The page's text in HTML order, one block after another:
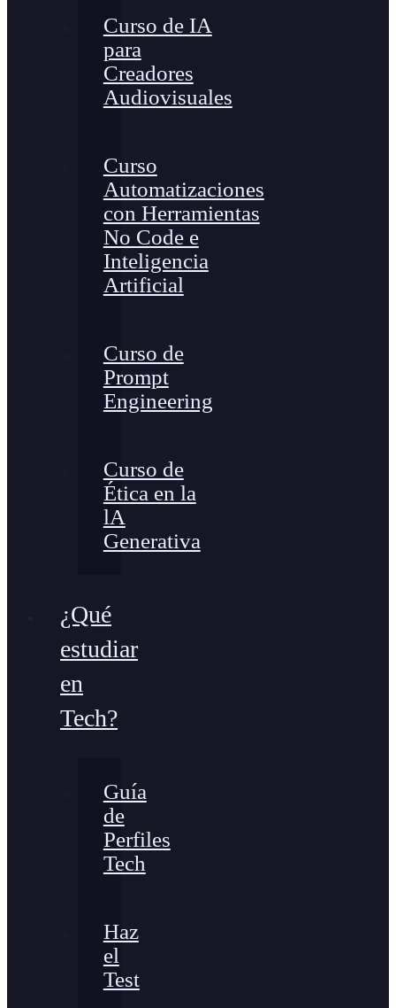
Curso de IA
para
Creadores
Audiovisuales
Curso
Automatizaciones
con Herramientas
No Code e
Inteligencia
Artificial
Curso de
Prompt
Engineering
Curso de
Ética en la
lA
Generativa
¿Qué
estudiar
en
Tech?
Guía
de
Perfiles
Tech
Haz
el
Test